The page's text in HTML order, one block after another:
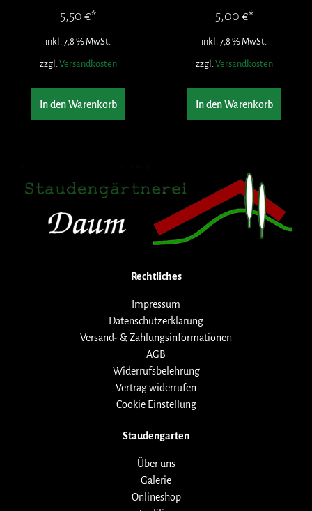
5,50 €
inkl. 7,8 % MwSt.
zzgl.Versandkosten
In den Warenkorb
5,00 €
inkl. 7,8 % MwSt.
zzgl.Versandkosten
In den Warenkorb
Rechtliches
Impressum
Datenschutzerklärung
Versand- & Zahlungsinformationen
AGB
Widerrufsbelehrung
Vertrag widerrufen
Cookie Einstellung
Staudengarten
Über uns
Galerie
Onlineshop